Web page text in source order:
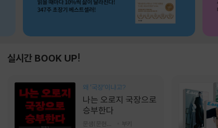
실시간 BOOK UP!
왜 ‘국장‘이냐고?
나는 오로지 국장으로
승부한다
부키